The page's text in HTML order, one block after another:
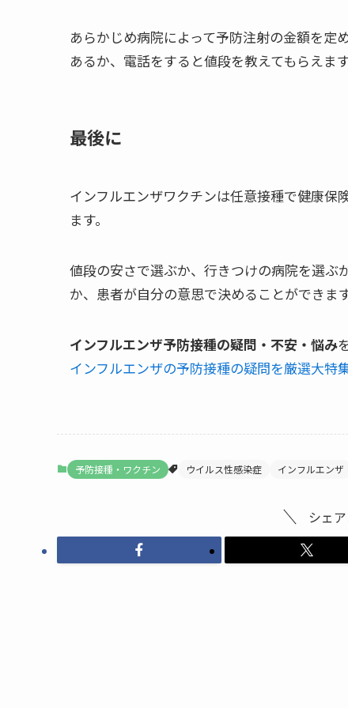
あらかじめ病院によって予防注射の金額を定
あるか、電話をすると値段を教えてもらえます
最後に
インフルエンザワクチンは任意接種で健康保
ます。
値段の安さで選ぶか、行きつけの病院を選
か、患者が自分の意思で決めることができま
インフルエンザ予防接種の疑問・不安・悩み
インフルエンザの予防接種の疑問を厳選大特
予防接種・ワクチン ウイルス性感染症 インフルエンザ
シェ